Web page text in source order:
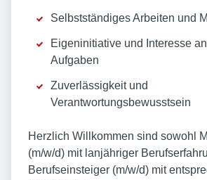
Selbstständiges Arbeiten und
Eigeninitiative und Interesse
Aufgaben
Zuverlässigkeit und
Verantwortungsbewusstsein
Herzlich Willkommen sind sowohl
(m/w/d) mit lanjähriger
Berufseinsteiger (m/w/d) mit